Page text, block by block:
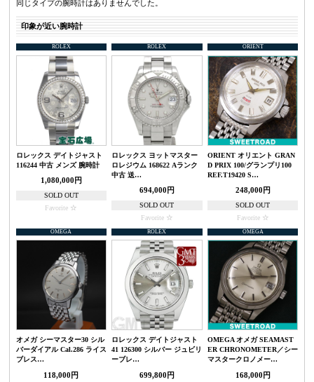
同じタイプの腕時計はありませんでした。
印象が近い腕時計
ROLEX
ロレックス デイトジャスト
116244 中古 メンズ 腕時計
1,080,000円
SOLD OUT
Favorite
ROLEX
ロレックス ヨットマスター
ロレジウム 168622 Aランク
中古 送…
694,000円
SOLD OUT
Favorite
ORIENT
ORIENT オリエント GRAN
D PRIX 100/グランプリ100
REF.T19420 S…
248,000円
SOLD OUT
Favorite
OMEGA
オメガ シーマスター30 シル
バーダイアル Cal.286 ライス
ブレス…
118,000円
ROLEX
ロレックス デイトジャスト
41 126300 シルバー ジュビリ
ーブレ…
699,800円
OMEGA
OMEGA オメガ SEAMAST
ER CHRONOMETER／シー
マスタークロノメー…
168,000円